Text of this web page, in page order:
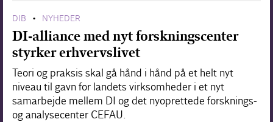
DIB • NYHEDER
DI-alliance med nyt forskningscenter
styrker erhvervslivet
Teori og praksis skal gå hånd i hånd på et helt nyt
niveau til gavn for landets virksomheder i et nyt
samarbejde mellem DI og det nyoprettede forsknings-
og analysecenter CEFAU.